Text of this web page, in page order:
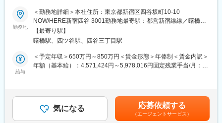
【同社の魅力】
◆医療業界に貢献：
最新のIoT技術に注力しており、これまで人の手でアナログに行わ
れていた薬剤管理を、全自動で管理、調整、計測、分包まで対応
ない医療現場の安心安全や、医療従事者の負担軽減に大きく貢献
しています。
顧客からいかにシェアを獲得するか試行錯誤する面白さがありま
す。
【募集背景】
「Henry」はリリースから3年が経ち、新規契約が着実に積み上が
るなかで、導入を終えた顧客群が急速に拡大しています。次のフ
ェーズで重要になるのが、これらの既存顧客に新機能を継続的に
届け、現場で"使える状態"まで定着させていくことです。 そこで
今回、機能の提供設計と実行体制を強化するため、本ポジション
の募集を開始しました。
です。提供戦略の設計から関係者との合意形成、定着支援、フィ
ードバックの開発還元までを担い、加えてカスタマーサクセスが
中長期で機能し続ける仕組みづくりと担当顧客との関係性改善も
勤務地
＜勤務地詳細＞本社住所：東京都新宿区四谷坂町10-10
NOW/HERE新宿四谷 3001勤務地最寄駅：都営新宿線線／曙橋駅
受動喫煙対策：敷地内全面禁煙変更の範囲：会社の定める事業所
（リモートワーク含む）
【最寄り駅】
曙橋駅、四ツ谷駅、四谷三丁目駅
給与
＜予定年収＞650万円～850万円＜賃金形態＞年俸制＜賃金内訳＞
年額（基本給）：4,571,424円～5,978,016円固定残業手当/月：
給与補足＞※面談を通じてスキル等をもとに決定します。賃金はあ
くまでも目安の金額であり、選考を通じて上下する可能性があり
ます。月給(月額)は固定手当を含めた表記です。
気になる 応募依頼する
（エージェントサービス）